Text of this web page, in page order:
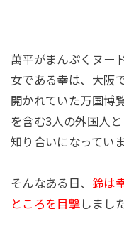
萬平がまんぷくヌー
女である幸は、大阪
開かれていた万国博
を含む3人の外国人と
知り合いになってい
そんなある日、 鈴は
ところを目撃 しまし